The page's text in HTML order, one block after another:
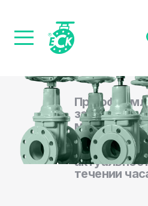
При
заказа на
менеджеры
продаж
течении